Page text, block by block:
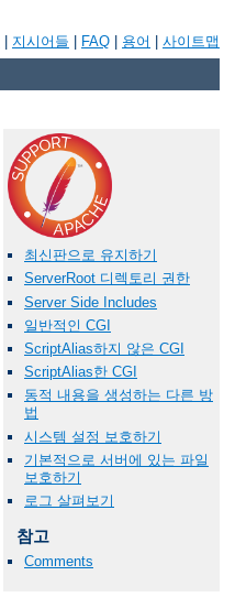
지시어들 FAQ 용어 사이트맵
최신판으로 유지하기
ServerRoot 디렉토리 권한
Server Side Includes
일반적인 CGI
ScriptAlias하지 않은 CGI
ScriptAlias한 CGI
동적 내용을 생성하는 다른 방
법
시스템 설정 보호하기
기본적으로 서버에 있는 파일
보호하기
로그 살펴보기
참고
Comments